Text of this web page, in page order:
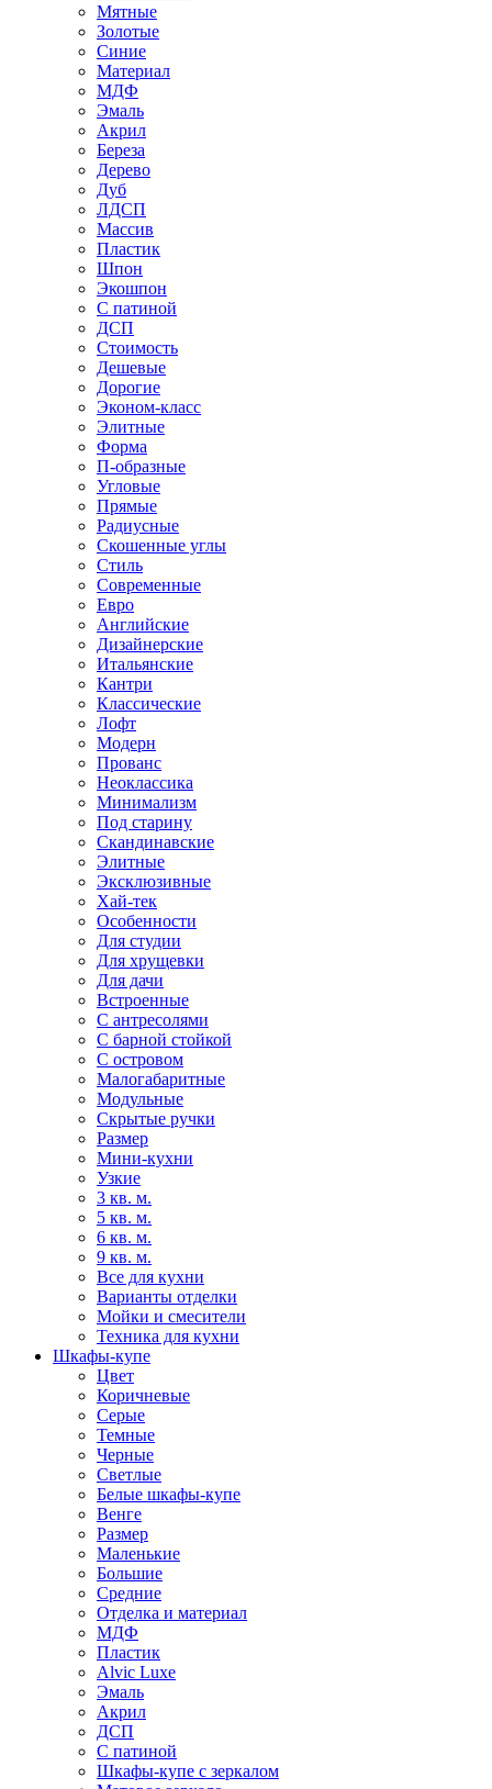
Мятные
Золотые
Синие
Материал
МДФ
Эмаль
Акрил
Береза
Дерево
Дуб
ЛДСП
Массив
Пластик
Шпон
Экошпон
С патиной
ДСП
Стоимость
Дешевые
Дорогие
Эконом-класс
Элитные
Форма
П-образные
Угловые
Прямые
Радиусные
Скошенные углы
Стиль
Современные
Евро
Английские
Дизайнерские
Итальянские
Кантри
Классические
Лофт
Модерн
Прованс
Неоклассика
Минимализм
Под старину
Скандинавские
Элитные
Эксклюзивные
Хай-тек
Особенности
Для студии
Для хрущевки
Для дачи
Встроенные
С антресолями
С барной стойкой
С островом
Малогабаритные
Модульные
Скрытые ручки
Размер
Мини-кухни
Узкие
3 кв. м.
5 кв. м.
6 кв. м.
9 кв. м.
Все для кухни
Варианты отделки
Мойки и смесители
Техника для кухни
Шкафы-купе
Цвет
Коричневые
Серые
Темные
Черные
Светлые
Белые шкафы-купе
Венге
Размер
Маленькие
Большие
Средние
Отделка и материал
МДФ
Пластик
Alvic Luxe
Эмаль
Акрил
ДСП
С патиной
Шкафы-купе с зеркалом